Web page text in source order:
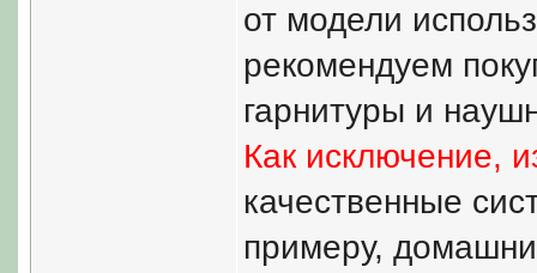
от модели
рекомендуем
гарнитуры и
Как исключение,
качественные
примеру,